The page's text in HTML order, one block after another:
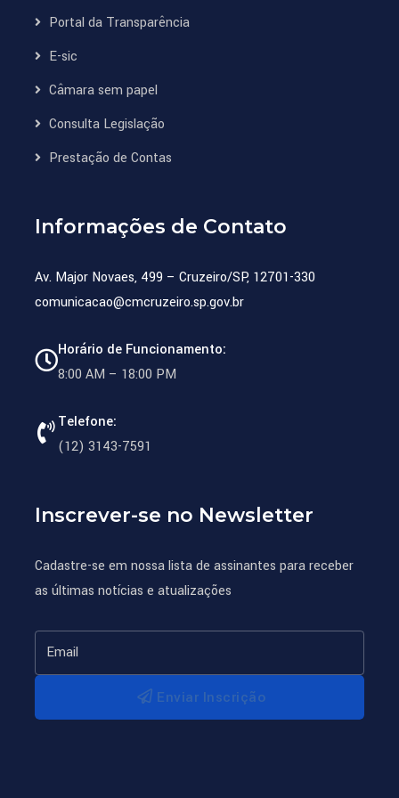
Portal da Transparência
E-sic
Câmara sem papel
Consulta Legislação
Prestação de Contas
Informações de Contato
Av. Major Novaes, 499 – Cruzeiro/SP, 12701-330
comunicacao@cmcruzeiro.sp.gov.br
Horário de Funcionamento:
8:00 AM – 18:00 PM
Telefone:
(12) 3143-7591
Inscrever-se no Newsletter
Cadastre-se em nossa lista de assinantes para receber
as últimas notícias e atualizações
Enviar Inscrição